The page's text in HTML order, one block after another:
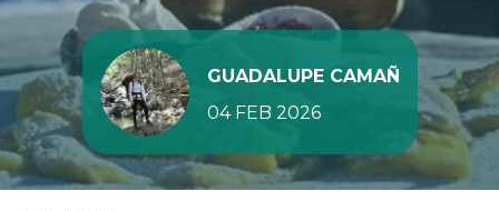
GUADALUPE CAMAÑ
04 FEB 2026